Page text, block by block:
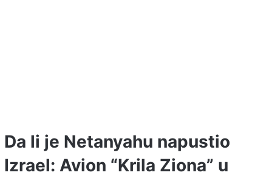
Da li je Netanyahu napustio
Izrael: Avion “Krila Ziona” u